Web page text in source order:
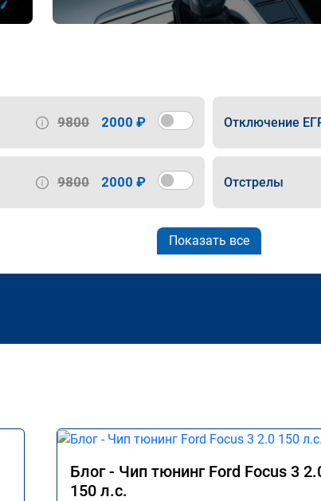
9800 2000 ₽ Отключение
9800 2000 ₽ Отстрелы
Показать все
Блог - Чип тюнинг Ford Focus 3
150 л.с.